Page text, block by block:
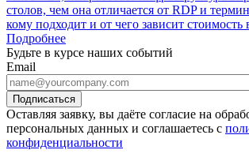
столов, чем она отличается от RDP и
кому подходит и от чего зависит стоимость
Подробнее
Будьте в курсе наших событий
Email
Оставляя заявку, вы даёте согласие на
персональных данных и соглашаетесь с
конфиденциальности